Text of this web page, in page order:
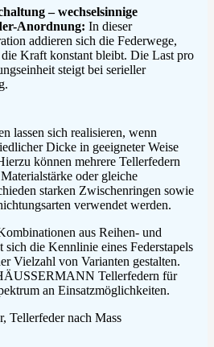
– wechselsinnige
Anordnung: In dieser
addieren sich die Federwege,
Kraft konstant bleibt. Die Last pro
steigt bei serieller
lassen sich realisieren, wenn
Dicke in geeigneter Weise
können mehrere Tellerfedern
oder gleiche
starken Zwischenringen sowie
verwendet werden.
aus Reihen- und
sich die Kennlinie eines Federstapels
Vielzahl von Varianten gestalten.
Tellerfedern für
an Einsatzmöglichkeiten.